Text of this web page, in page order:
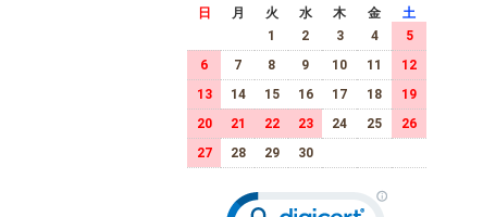
日 月 火 水 木 金
土
1
2 3 4
5
6
7 8 9 10 11
12
13
14 15 16 17 18
19
20
21 22 23 24 25
26
27
28 29 30